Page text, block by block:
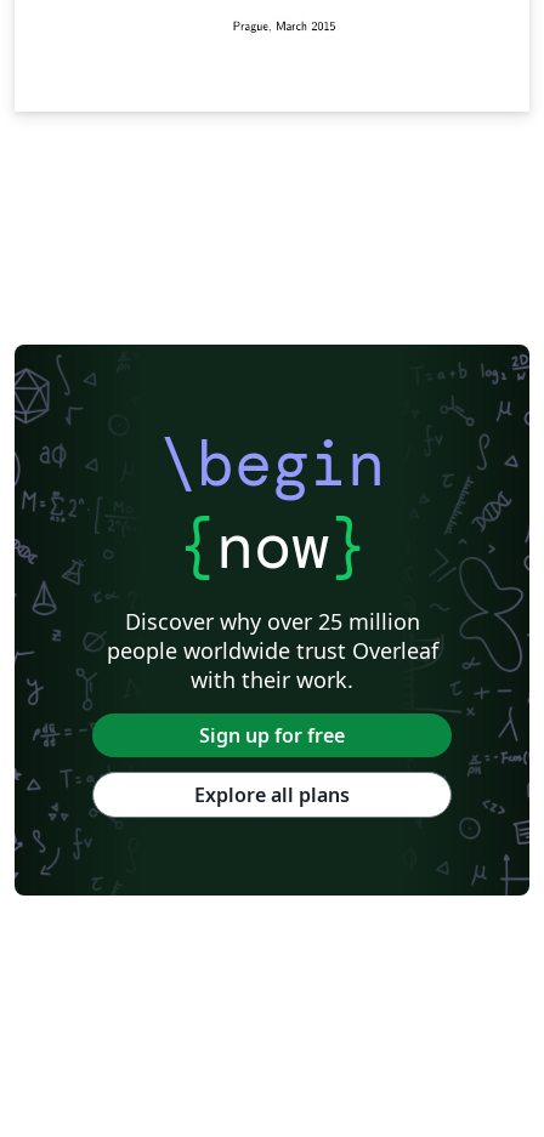
\begin
{now}
Discover why over 25 million
people worldwide trust Overleaf
with their work.
Sign up for free
Explore all plans